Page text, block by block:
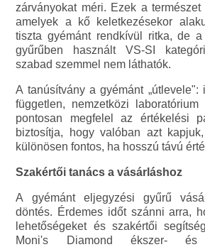
zárványokat méri. Ezek a
amelyek a kő keletkezésekor
tiszta gyémánt rendkívül ritka, de
gyűrűben használt VS-SI
szabad szemmel nem láthatók.
A tanúsítvány a gyémánt
független, nemzetközi
pontosan megfelel az értékelési
biztosítja, hogy valóban azt
különösen fontos, ha hosszú távú
Szakértői tanács a vásárláshoz
A gyémánt eljegyzési gyűrű
döntés. Érdemes időt szánni arra,
lehetőségeket és szakértői
Moni's Diamond ékszer- és